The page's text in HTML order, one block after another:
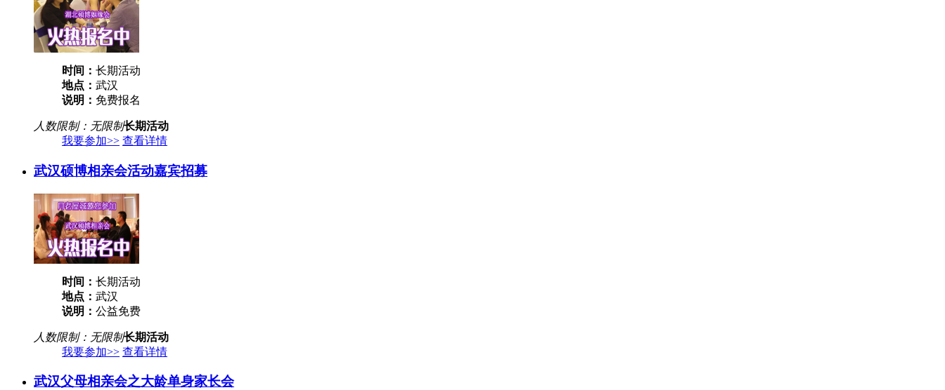
时间： 长期活动
地点： 武汉
说明： 免费报名
人数限制：无限制长期活动
我要参加>> 查看详情
武汉硕博相亲会活动嘉宾招募
时间： 长期活动
地点： 武汉
说明： 公益免费
人数限制：无限制长期活动
我要参加>> 查看详情
武汉父母相亲会之大龄单身家长会